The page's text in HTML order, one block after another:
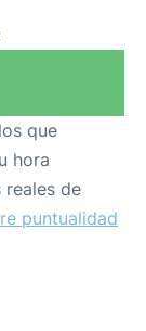
que
hora
reales de
puntualidad